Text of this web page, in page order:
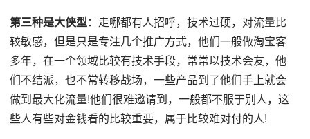
第三种是大侠型 ：走哪都有人招呼，技术过硬，对流量比
较敏感，但是只是专注几个推广方式，他们一般做淘宝客
多年，在一个领域比较有技术手段，常常以技术会友，他
们不结派，也不常转移战场，一些产品到了他们手上就会
做到最大化流量!他们很难邀请到，一般都不服于别人，这
些人有些对金钱看的比较重要，属于比较难对付的人!